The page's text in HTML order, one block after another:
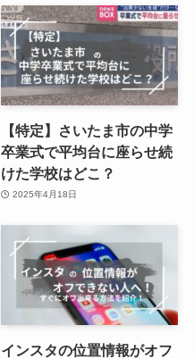
【特定】さいたま市の中学
卒業式で平均台に座らせ続
けた学校はどこ？
2025年4月18日
インスタの位置情報がオフ